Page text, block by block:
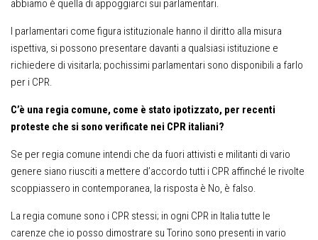
abbiamo è quella di appoggiarci sui parlamentari.
I parlamentari come figura istituzionale hanno il diritto alla misura
ispettiva, si possono presentare davanti a qualsiasi istituzione e
richiedere di visitarla; pochissimi parlamentari sono disponibili a farlo
per i CPR.
C’è una regia comune, come è stato ipotizzato, per recenti
proteste che si sono verificate nei CPR italiani?
Se per regia comune intendi che da fuori attivisti e militanti di vario
genere siano riusciti a mettere d’accordo tutti i CPR affinché le rivolte
scoppiassero in contemporanea, la risposta è No, è falso.
La regia comune sono i CPR stessi; in ogni CPR in Italia tutte le
carenze che io posso dimostrare su Torino sono presenti in vario